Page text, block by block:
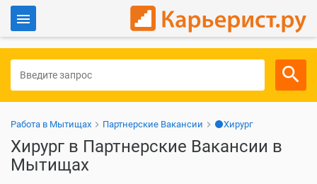
Для работодателей
Работа в Мытищах Партнерские Вакансии ⚫Хирург
Хирург в Партнерские Вакансии в
Мытищах